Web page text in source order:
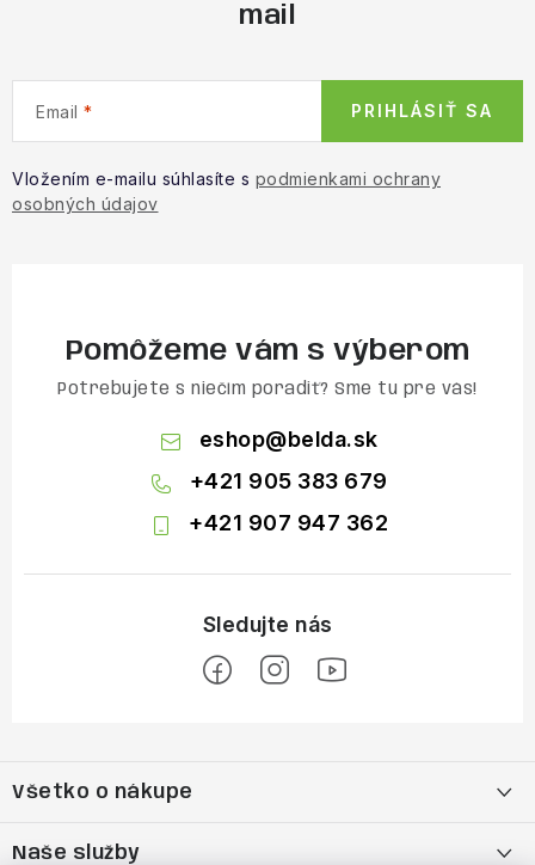
mail
Email
Vložením e-mailu súhlasíte s podmienkami ochrany
osobných údajov
PRIHLÁSIŤ SA
Pomôžeme vám s výberom
Potrebujete s niečím poradiť? Sme tu pre vás!
eshop@belda.sk
+421 905 383 679
+421 907 947 362
p
ä
Všetko o nákupe
Naše služby